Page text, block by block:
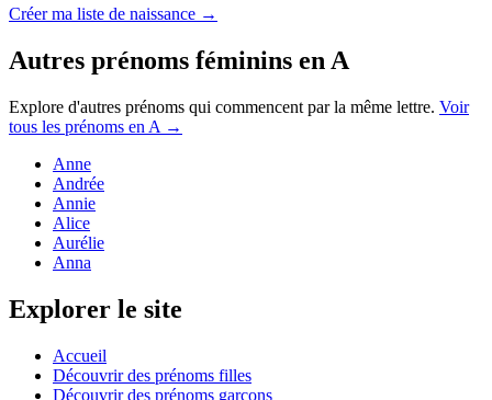
Créer ma liste de naissance →
Autres prénoms féminins enA
Explore d'autres prénoms qui commencent par la même lettre. Voir
tous les prénoms en A →
Anne
Andrée
Annie
Alice
Aurélie
Anna
Explorer le site
Accueil
Découvrir des prénoms filles
Découvrir des prénoms garçons